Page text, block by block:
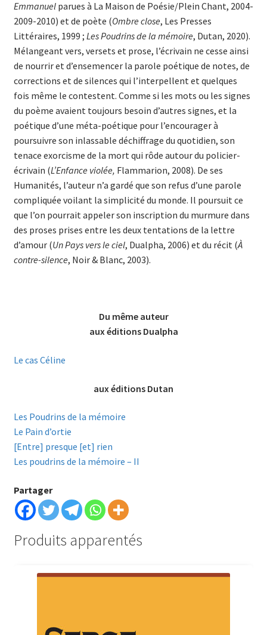
Emmanuelparues à La Maison de Poésie/Plein Chant, 2004-
2009-2010) et de poète (Ombre close, Les Presses
Littéraires, 1999 ; Les Poudrins de la mémoire, Dutan, 2020).
Mélangeant vers, versets et prose, l’écrivain ne cesse ainsi
de nourrir et d’ensemencer la parole poétique de notes, de
corrections et de silences qui l’interpellent et quelques
fois même le contestent. Comme si les mots ou les signes
du poème avaient toujours besoin d’autres signes, et la
poétique d’une méta-poétique pour l’encourager à
poursuivre son inlassable déchiffrage du quotidien, son
tenace exorcisme de la mort qui rôde autour du policier-
écrivain (L’Enfance violée, Flammarion, 2008). De ses
Humanités, l’auteur n’a gardé que son refus d’une parole
compliquée voilant la simplicité du monde. Il poursuit ce
que l’on pourrait appeler son inscription du murmure dans
des proses prises entre les deux tentations de la lettre
d’amour (Un Pays vers le ciel, Dualpha, 2006) et du récit (À
contre-silence, Noir & Blanc, 2003).
Du même auteur
aux éditions Dualpha
Le cas Céline
aux éditions Dutan
Les Poudrins de la mémoire
Le Pain d’ortie
[Entre] presque [et] rien
Les poudrins de la mémoire – II
Partager
Produits apparentés